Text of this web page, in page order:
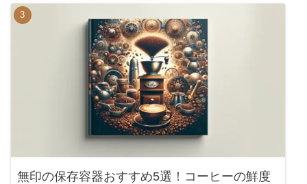
無印の保存容器おすすめ5選！コーヒーの鮮度